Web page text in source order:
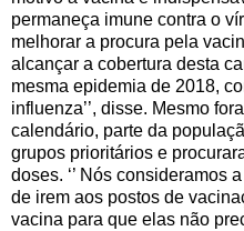
permaneça imune contra o
melhorar a procura pela
alcançar a cobertura desta
mesma epidemia de 2018,
influenza’’, disse. Mesmo
calendário, parte da
grupos prioritários e
doses. ‘’ Nós consideramos
de irem aos postos de
vacina para que elas não